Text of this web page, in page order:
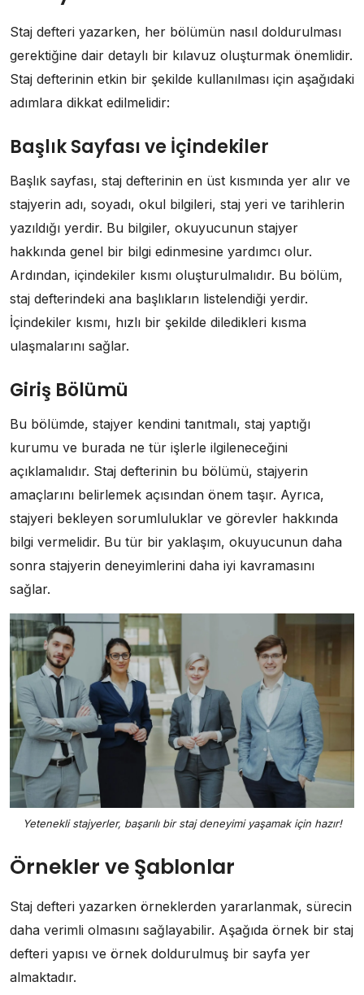
Staj defteri yazarken, her bölümün nasıl doldurulması
gerektiğine dair detaylı bir kılavuz oluşturmak önemlidir.
Staj defterinin etkin bir şekilde kullanılması için aşağıdaki
adımlara dikkat edilmelidir:
Başlık Sayfası ve İçindekiler
Başlık sayfası, staj defterinin en üst kısmında yer alır ve
stajyerin adı, soyadı, okul bilgileri, staj yeri ve tarihlerin
yazıldığı yerdir. Bu bilgiler, okuyucunun stajyer
hakkında genel bir bilgi edinmesine yardımcı olur.
Ardından, içindekiler kısmı oluşturulmalıdır. Bu bölüm,
staj defterindeki ana başlıkların listelendiği yerdir.
İçindekiler kısmı, hızlı bir şekilde diledikleri kısma
ulaşmalarını sağlar.
Giriş Bölümü
Bu bölümde, stajyer kendini tanıtmalı, staj yaptığı
kurumu ve burada ne tür işlerle ilgileneceğini
açıklamalıdır. Staj defterinin bu bölümü, stajyerin
amaçlarını belirlemek açısından önem taşır. Ayrıca,
stajyeri bekleyen sorumluluklar ve görevler hakkında
bilgi vermelidir. Bu tür bir yaklaşım, okuyucunun daha
sonra stajyerin deneyimlerini daha iyi kavramasını
sağlar.
Yetenekli stajyerler, başarılı bir staj deneyimi yaşamak için hazır!
Örnekler ve Şablonlar
Staj defteri yazarken örneklerden yararlanmak, sürecin
daha verimli olmasını sağlayabilir. Aşağıda örnek bir staj
defteri yapısı ve örnek doldurulmuş bir sayfa yer
almaktadır.